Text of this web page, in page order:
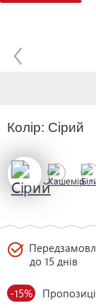
Колір: Сірий
до 15 днів
-15%